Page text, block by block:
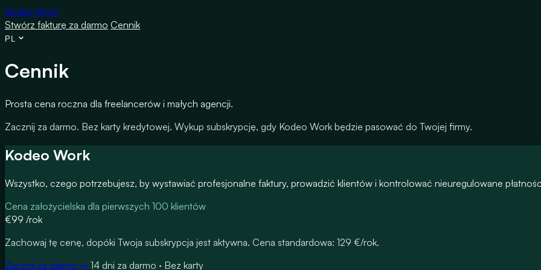
Kodeo Work
Stwórz fakturę za darmo Cennik
PL
Cennik
Prosta cena roczna dla freelancerów i małych agencji.
Zacznij za darmo. Bez karty kredytowej. Wykup subskrypcję, gdy Kodeo Work będzie pasować do Twojej firmy.
Kodeo Work
Wszystko, czego potrzebujesz, by wystawiać profesjonalne faktury, prowadzić klientów i kontrolować nieuregulowane
Cena założycielska dla pierwszych 100 klientów
€99 /rok
Zachowaj tę cenę, dopóki Twoja subskrypcja jest aktywna. Cena standardowa: 129 €/rok.
Zacznij za darmo → 14 dni za darmo · Bez karty